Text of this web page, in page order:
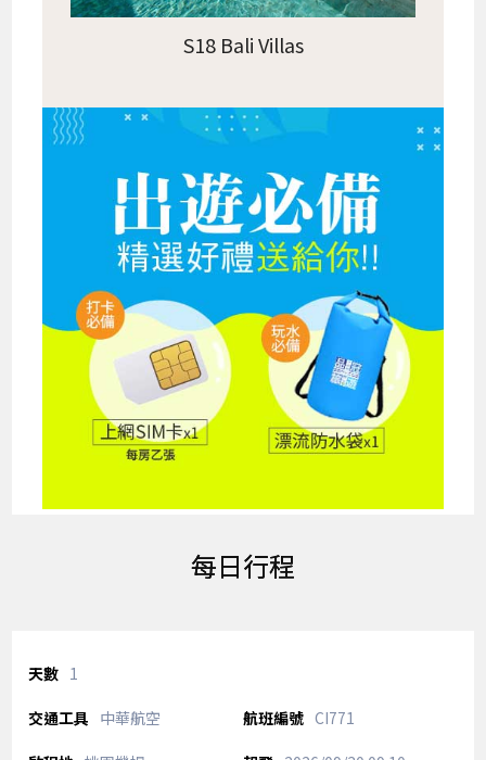
S18 Bali Villas
每日行程
1
中華航空 CI771